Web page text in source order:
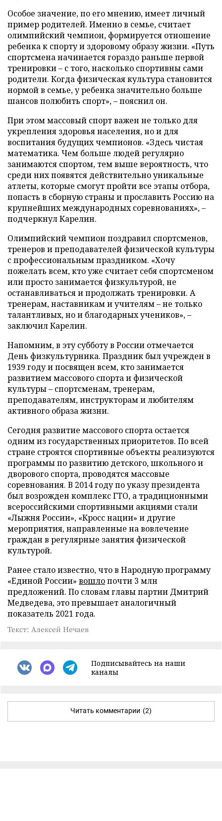
Особое значение, по его мнению, имеет личный
пример родителей. Именно в семье, считает
олимпийский чемпион, формируется отношение
ребенка к спорту и здоровому образу жизни. «Путь
спортсмена начинается гораздо раньше первой
тренировки – с того, насколько спортивны сами
родители. Когда физическая культура становится
нормой в семье, у ребенка значительно больше
шансов полюбить спорт», – пояснил он.
При этом массовый спорт важен не только для
укрепления здоровья населения, но и для
воспитания будущих чемпионов. «Здесь чистая
математика. Чем больше людей регулярно
занимаются спортом, тем выше вероятность, что
среди них появятся действительно уникальные
атлеты, которые смогут пройти все этапы отбора,
попасть в сборную страны и прославить Россию на
крупнейших международных соревнованиях», –
подчеркнул Карелин.
Олимпийский чемпион поздравил спортсменов,
тренеров и преподавателей физической культуры
с профессиональным праздником. «Хочу
пожелать всем, кто уже считает себя спортсменом
или просто занимается физкультурой, не
останавливаться и продолжать тренировки. А
тренерам, наставникам и учителям – не только
талантливых, но и благодарных учеников», –
заключил Карелин.
Напомним, в эту субботу в России отмечается
День физкультурника. Праздник был учрежден в
1939 году и посвящен всем, кто занимается
развитием массового спорта и физической
культуры – спортсменам, тренерам,
преподавателям, инструкторам и любителям
активного образа жизни.
Сегодня развитие массового спорта остается
одним из государственных приоритетов. По всей
стране строятся спортивные объекты реализуются
программы по развитию детского, школьного и
дворового спорта, проводятся массовые
соревнования. В 2014 году по указу президента
был возрожден комплекс ГТО, а традиционными
всероссийскими спортивными акциями стали
«Лыжня России», «Кросс нации» и другие
мероприятия, направленные на вовлечение
граждан в регулярные занятия физической
культурой.
Ранее стало известно, что в Народную программу
«Единой России» вошлопочти 3 млн
предложений. По словам главы партии Дмитрий
Медведева, это превышает аналогичный
показатель 2021 года.
Текст: Алексей Нечаев
Подписывайтесь на наши
каналы
Читать комментарии (2)